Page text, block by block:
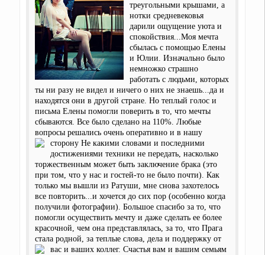
треугольными крышами, а
нотки средневековья
дарили ощущение уюта и
спокойствия...Моя мечта
сбылась с помощью Елены
и Юлии. Изначально было
немножко страшно
работать с людьми, которых
ты ни разу не видел и ничего о них не знаешь...да и
находятся они в другой стране. Но теплый голос и
письма Елены помогли поверить в то, что мечты
сбываются. Все было сделано на 110%. Любые
вопросы решались очень оперативно и в нашу
сторонуНе какими словами и последними
достижениями техники не передать, насколько
торжественным может быть заключение брака (это
при том, что у нас и гостей-то не было почти). Как
только мы вышли из Ратуши, мне снова захотелось
все повторить...и хочется до сих пор (особенно когда
получили фотографии). Большое спасибо за то, что
помогли осуществить мечту и даже сделать ее более
красочной, чем она представлялась, за то, что Прага
стала родной, за теплые слова, дела и поддержку от
вас и ваших коллег. Счастья вам и вашим семьям